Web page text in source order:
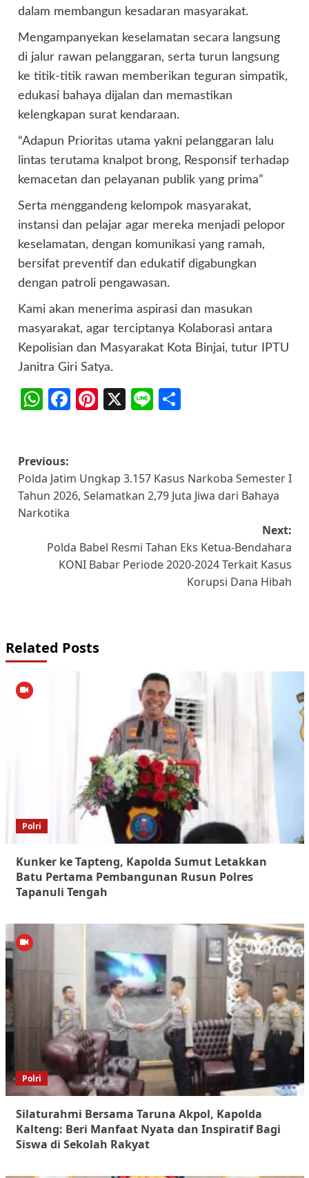
dalam membangun kesadaran masyarakat.
Mengampanyekan keselamatan secara langsung
di jalur rawan pelanggaran, serta turun langsung
ke titik-titik rawan memberikan teguran simpatik,
edukasi bahaya dijalan dan memastikan
kelengkapan surat kendaraan.
“Adapun Prioritas utama yakni pelanggaran lalu
lintas terutama knalpot brong, Responsif terhadap
kemacetan dan pelayanan publik yang prima”
Serta menggandeng kelompok masyarakat,
instansi dan pelajar agar mereka menjadi pelopor
keselamatan, dengan komunikasi yang ramah,
bersifat preventif dan edukatif digabungkan
dengan patroli pengawasan.
Kami akan menerima aspirasi dan masukan
masyarakat, agar terciptanya Kolaborasi antara
Kepolisian dan Masyarakat Kota Binjai, tutur IPTU
Janitra Giri Satya.
WhatsApp
Facebook
Pinterest
X Line
Post
navigation
Previous:
Polda Jatim Ungkap 3.157 Kasus Narkoba Semester I
Tahun 2026, Selamatkan 2,79 Juta Jiwa dari Bahaya
Narkotika
Next:
Polda Babel Resmi Tahan Eks Ketua-Bendahara
KONI Babar Periode 2020-2024 Terkait Kasus
Korupsi Dana Hibah
Related Posts
Polri
Kunker ke Tapteng, Kapolda Sumut Letakkan
Batu Pertama Pembangunan Rusun Polres
Tapanuli Tengah
Polri
Silaturahmi Bersama Taruna Akpol, Kapolda
Kalteng: Beri Manfaat Nyata dan Inspiratif Bagi
Siswa di Sekolah Rakyat